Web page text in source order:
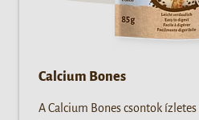
Calcium Bones
A Calcium Bones csontok